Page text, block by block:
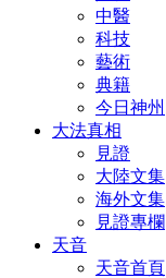
中醫
科技
藝術
典籍
今日神州
大法真相
見證
大陸文集
海外文集
見證專欄
天音
天音首頁